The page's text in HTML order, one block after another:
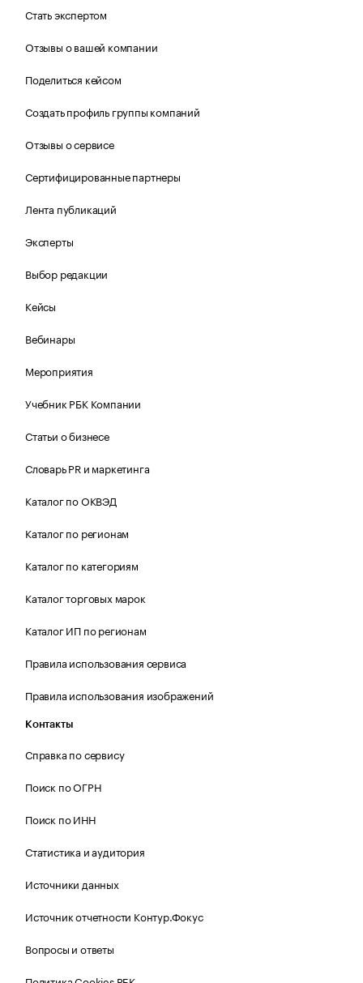
Стать экспертом
Отзывы о вашей компании
Поделиться кейсом
Создать профиль группы компаний
Отзывы о сервисе
Сертифицированные партнеры
Лента публикаций
Эксперты
Выбор редакции
Кейсы
Вебинары
Мероприятия
Учебник РБК Компании
Статьи о бизнесе
Словарь PR и маркетинга
Каталог по ОКВЭД
Каталог по регионам
Каталог по категориям
Каталог торговых марок
Каталог ИП по регионам
Правила использования сервиса
Правила использования изображений
Контакты
Справка по сервису
Поиск по ОГРН
Поиск по ИНН
Статистика и аудитория
Источники данных
Источник отчетности Контур.Фокус
Вопросы и ответы